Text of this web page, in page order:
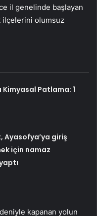
il genelinde başlayan
ilçelerini olumsuz
Patlama: 1
Ayasofya’ya giriş
için namaz
kapanan yolun